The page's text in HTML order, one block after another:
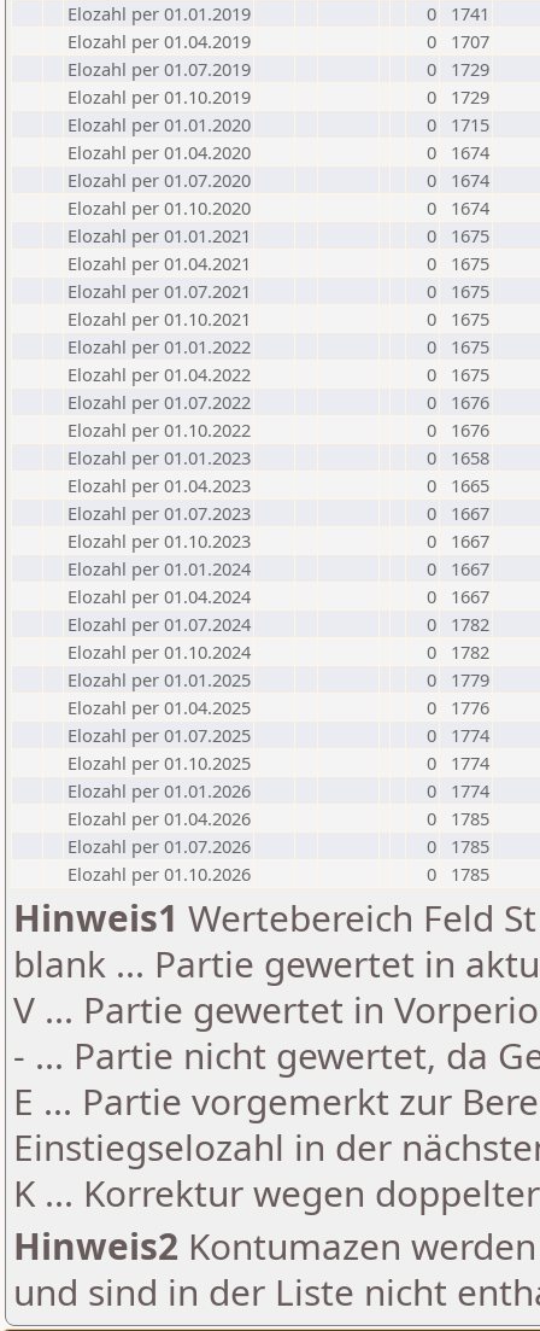
Elozahl per 01.01.2019
0
1741
Elozahl per 01.04.2019
0
1707
Elozahl per 01.07.2019
0
1729
Elozahl per 01.10.2019
0
1729
Elozahl per 01.01.2020
0
1715
Elozahl per 01.04.2020
0
1674
Elozahl per 01.07.2020
0
1674
Elozahl per 01.10.2020
0
1674
Elozahl per 01.01.2021
0
1675
Elozahl per 01.04.2021
0
1675
Elozahl per 01.07.2021
0
1675
Elozahl per 01.10.2021
0
1675
Elozahl per 01.01.2022
0
1675
Elozahl per 01.04.2022
0
1675
Elozahl per 01.07.2022
0
1676
Elozahl per 01.10.2022
0
1676
Elozahl per 01.01.2023
0
1658
Elozahl per 01.04.2023
0
1665
Elozahl per 01.07.2023
0
1667
Elozahl per 01.10.2023
0
1667
Elozahl per 01.01.2024
0
1667
Elozahl per 01.04.2024
0
1667
Elozahl per 01.07.2024
0
1782
Elozahl per 01.10.2024
0
1782
Elozahl per 01.01.2025
0
1779
Elozahl per 01.04.2025
0
1776
Elozahl per 01.07.2025
0
1774
Elozahl per 01.10.2025
0
1774
Elozahl per 01.01.2026
0
1774
Elozahl per 01.04.2026
0
1785
Elozahl per 01.07.2026
0
1785
Elozahl per 01.10.2026
0 1785
Hinweis1 Wertebereich Feld
blank ... Partie gewertet in
V ... Partie gewertet in
- ... Partie nicht gewertet, da
E ... Partie vorgemerkt zur
Einstiegselozahl in der
K ... Korrektur wegen
Hinweis2 Kontumazen
und sind in der Liste nicht